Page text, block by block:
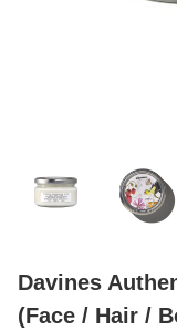
Davines
(Face / Hair /